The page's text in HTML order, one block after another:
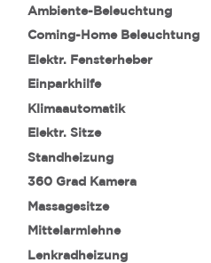
Ambiente-Beleuchtung
Coming-Home Beleuchtung
Elektr. Fensterheber
Einparkhilfe
Klimaautomatik
Elektr. Sitze
Standheizung
360 Grad Kamera
Massagesitze
Mittelarmlehne
Lenkradheizung